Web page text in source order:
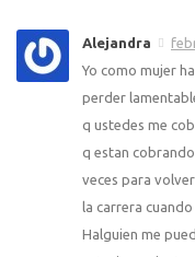
Alejandra
Yo como mujer
perder
q ustedes me
q estan
veces para
la carrera
Halguien me